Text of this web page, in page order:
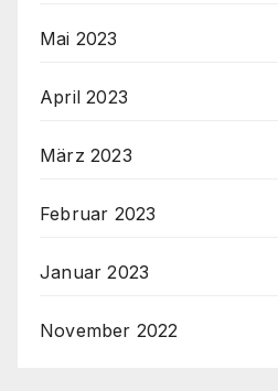
Mai 2023
April 2023
März 2023
Februar 2023
Januar 2023
November 2022